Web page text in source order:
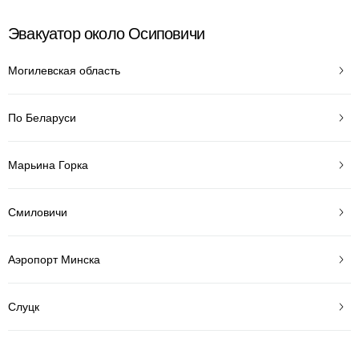
Эвакуатор около Осиповичи
Могилевская область
По Беларуси
Марьина Горка
Смиловичи
Аэропорт Минска
Слуцк